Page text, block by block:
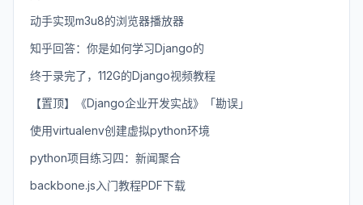
动手实现m3u8的浏览器播放器
知乎回答：你是如何学习Django的
终于录完了，112G的Django视频教程
【置顶】《Django企业开发实战》「勘误」
使用virtualenv创建虚拟python环境
python项目练习四：新闻聚合
backbone.js入门教程PDF下载